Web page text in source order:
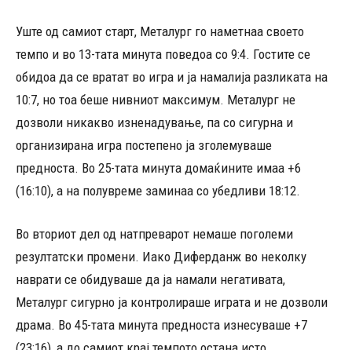
Уште од самиот старт, Металург го наметнаа своето
темпо и во 13-тата минута поведоа со 9:4. Гостите се
обидоа да се вратат во игра и ја намалија разликата на
10:7, но тоа беше нивниот максимум. Металург не
дозволи никакво изненадување, па со сигурна и
организирана игра постепено ја зголемуваше
предноста. Во 25-тата минута домаќините имаа +6
(16:10), а на полувреме заминаа со убедливи 18:12.
Во вториот дел од натпреварот немаше поголеми
резултатски промени. Иако Диферданж во неколку
наврати се обидуваше да ја намали негативата,
Металург сигурно ја контролираше играта и не дозволи
драма. Во 45-тата минута предноста изнесуваше +7